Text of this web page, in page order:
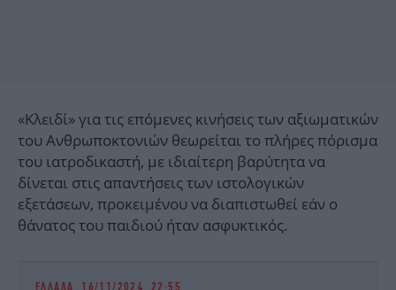
«Κλειδί» για τις επόμενες κινήσεις των αξιωματικών
του Ανθρωποκτονιών θεωρείται το πλήρες πόρισμα
του ιατροδικαστή, με ιδιαίτερη βαρύτητα να
δίνεται στις απαντήσεις των ιστολογικών
εξετάσεων, προκειμένου να διαπιστωθεί εάν ο
θάνατος του παιδιού ήταν ασφυκτικός.
ΕΛΛΑΔΑ 16/11/2024 22:55